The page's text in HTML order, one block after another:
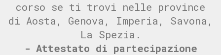
corso se ti trovi nelle province
di Aosta, Genova, Imperia, Savona,
La Spezia.
- Attestato di partecipazione